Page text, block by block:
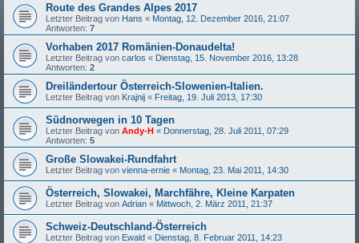
Route des Grandes Alpes 2017
Letzter Beitrag von Hans « Montag, 12. Dezember 2016, 21:07
Antworten: 7
Vorhaben 2017 Romänien-Donaudelta!
Letzter Beitrag von carlos « Dienstag, 15. November 2016, 13:28
Antworten: 2
Dreiländertour Österreich-Slowenien-Italien.
Letzter Beitrag von Krajnij « Freitag, 19. Juli 2013, 17:30
Südnorwegen in 10 Tagen
Letzter Beitrag von Andy-H « Donnerstag, 28. Juli 2011, 07:29
Antworten: 5
Große Slowakei-Rundfahrt
Letzter Beitrag von vienna-ernie « Montag, 23. Mai 2011, 14:30
Österreich, Slowakei, Marchfähre, Kleine Karpaten
Letzter Beitrag von Adrian « Mittwoch, 2. März 2011, 21:37
Schweiz-Deutschland-Österreich
Letzter Beitrag von Ewald « Dienstag, 8. Februar 2011, 14:23